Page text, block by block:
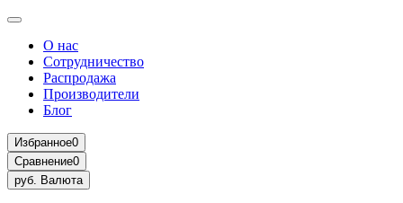
О нас
Сотрудничество
Распродажа
Производители
Блог
Избранное0
Сравнение0
руб. Валюта